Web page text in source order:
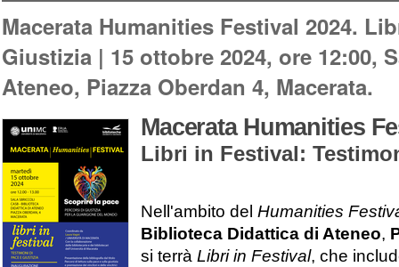
Macerata Humanities Festival 2024.
Giustizia | 15 ottobre 2024, ore
Ateneo, Piazza Oberdan 4, Macerata.
Macerata Humanities
Libri in Festival:
Nell'ambito del Humanities
Biblioteca Didattica di Ateneo,
si terrà Libri in Festival, che